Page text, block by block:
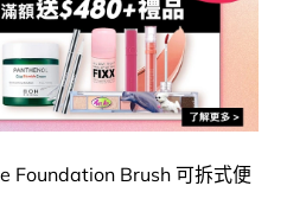
Foundation Brush 可拆式便